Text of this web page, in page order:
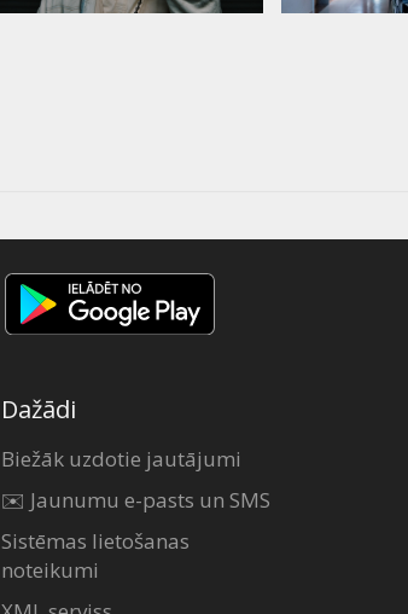
Dažādi
Biežāk uzdotie jautājumi
✉️ Jaunumu e-pasts un SMS
Sistēmas lietošanas
noteikumi